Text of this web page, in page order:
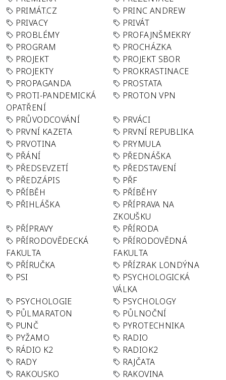
PRIMÁT.CZ
PRINC ANDREW
PRIVACY
PRIVÁT
PROBLÉMY
PROFAJNŠMEKRY
PROGRAM
PROCHÁZKA
PROJEKT
PROJEKT SBOR
PROJEKTY
PROKRASTINACE
PROPAGANDA
PROSTATA
PROTI-PANDEMICKÁ
OPATŘENÍ
PROTON VPN
PRŮVODCOVÁNÍ
PRVÁCI
PRVNÍ KAZETA
PRVNÍ REPUBLIKA
PRVOTINA
PRYMULA
PŘÁNÍ
PŘEDNÁŠKA
PŘEDSEVZETÍ
PŘEDSTAVENÍ
PŘEDZÁPIS
PŘF
PŘÍBĚH
PŘÍBĚHY
PŘIHLÁŠKA
PŘÍPRAVA NA
ZKOUŠKU
PŘÍPRAVY
PŘÍRODA
PŘÍRODOVĚDECKÁ
FAKULTA
PŘÍRODOVĚDNÁ
FAKULTA
PŘÍRUČKA
PŘÍZRAK LONDÝNA
PSI
PSYCHOLOGICKÁ
VÁLKA
PSYCHOLOGIE
PSYCHOLOGY
PŮLMARATON
PŮLNOČNÍ
PUNČ
PYROTECHNIKA
PYŽAMO
RADIO
RÁDIO K2
RADIOK2
RADY
RAJČATA
RAKOUSKO
RAKOVINA